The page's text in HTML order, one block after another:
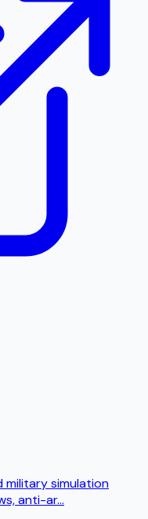
military simulation
anti-ar...